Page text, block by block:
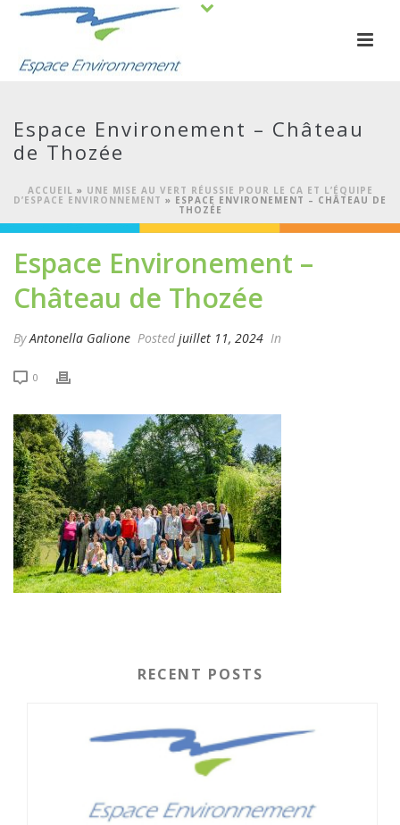
Espace Environement – Château
de Thozée
ACCUEIL » UNE MISE AU VERT RÉUSSIE POUR LE CA ET L’ÉQUIPE
D’ESPACE ENVIRONNEMENT » ESPACE ENVIRONEMENT – CHÂTEAU DE
THOZÉE
Espace Environement –
Château de Thozée
ByAntonella Galione Posted juillet 11, 2024 In
0
RECENT POSTS